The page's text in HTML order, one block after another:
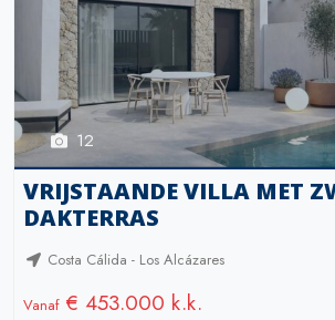
12
VRIJSTAANDE VILLA MET
DAKTERRAS
Costa Cálida - Los Alcázares
Vanaf € 453.000 k.k.